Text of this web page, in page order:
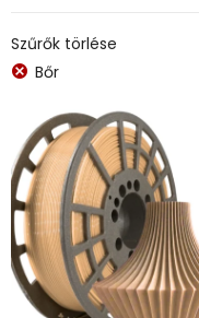
Szűrők törlése
Bőr